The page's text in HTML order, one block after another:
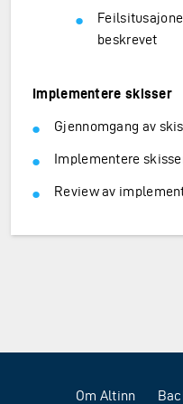
beskrevet
Implementere skisser
Gjennomgang av
Implementere
Review av
Om Altinn